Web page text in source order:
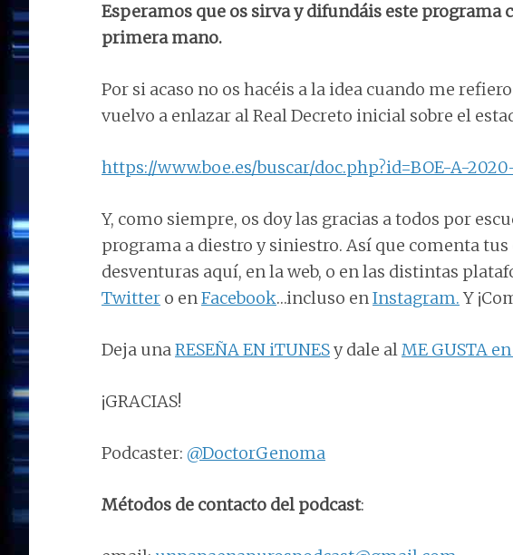
Esperamos que os sirva y difundáis este programa
primera mano.
Por si acaso no os hacéis a la idea cuando me
vuelvo a enlazar al Real Decreto inicial sobre el
https://www.boe.es/buscar/doc.php?id=BOE-A-
Y, como siempre, os doy las gracias a todos por
programa a diestro y siniestro. Así que comenta
desventuras aquí, en la web, o en las distintas
Twitter o enFacebook…incluso enInstagram. Y
Deja unaRESEÑA EN iTUNESy dale alME GUSTA
¡GRACIAS!
Podcaster: @DoctorGenoma
Métodos de contacto del podcast: